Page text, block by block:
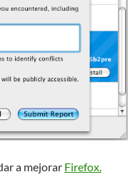
a mejorar Firefox.